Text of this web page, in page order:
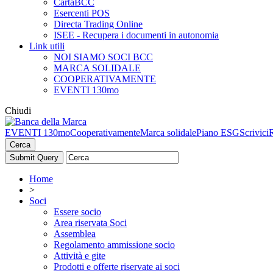
CartaBCC
Esercenti POS
Directa Trading Online
ISEE - Recupera i documenti in autonomia
Link utili
NOI SIAMO SOCI BCC
MARCA SOLIDALE
COOPERATIVAMENTE
EVENTI 130mo
Chiudi
EVENTI 130moCooperativamenteMarca solidalePiano ESGScrivici
Cerca
Home
>
Soci
Essere socio
Area riservata Soci
Assemblea
Regolamento ammissione socio
Attività e gite
Prodotti e offerte riservate ai soci